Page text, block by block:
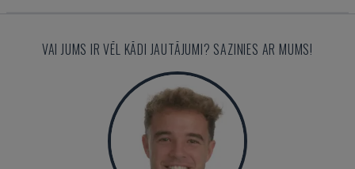
VAI JUMS IR VĒL KĀDI JAUTĀJUMI? SAZINIES AR MUMS!